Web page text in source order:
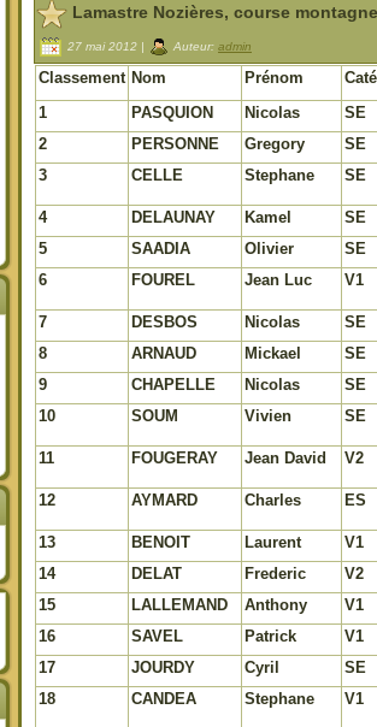
Lamastre Nozières, course
27 mai 2012 | Auteur: admin
Classement Nom Prénom
1
PASQUION Nicolas SE
2
PERSONNE Gregory SE
3
CELLE Stephane SE
4 DELAUNAY Kamel SE
5
SAADIA Olivier SE
6
FOUREL Jean Luc V1
7 DESBOS Nicolas SE
8
ARNAUD Mickael SE
9
CHAPELLE Nicolas SE
10
SOUM Vivien SE
11 FOUGERAY Jean David V2
12 AYMARD Charles ES
13 BENOIT Laurent V1
14
DELAT Frederic V2
15
LALLEMAND Anthony V1
16
SAVEL Patrick V1
17
JOURDY Cyril SE
18
CANDEA Stephane V1